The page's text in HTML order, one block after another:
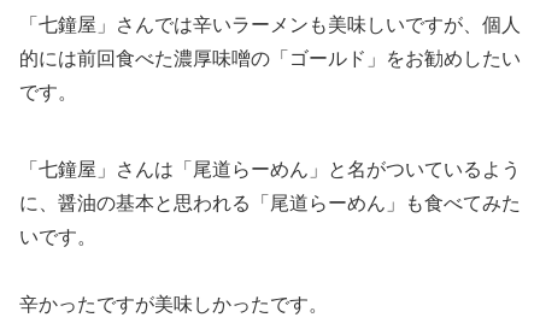
「七鐘屋」さんでは辛いラーメンも美味しいですが、個人
的には前回食べた濃厚味噌の「ゴールド」をお勧めしたい
です。
「七鐘屋」さんは「尾道らーめん」と名がついているよう
に、醤油の基本と思われる「尾道らーめん」も食べてみた
いです。
辛かったですが美味しかったです。